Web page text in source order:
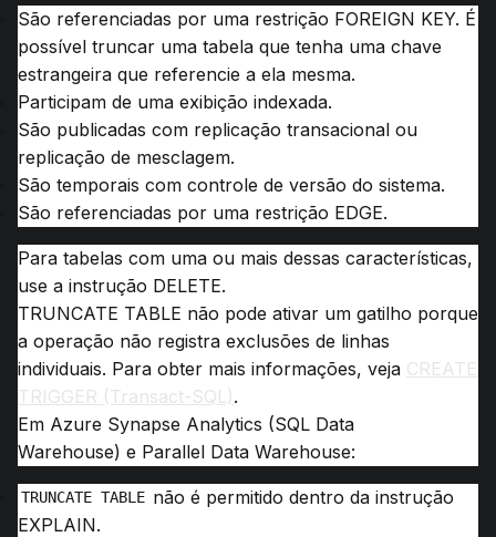
São referenciadas por uma restrição FOREIGN KEY. É
possível truncar uma tabela que tenha uma chave
estrangeira que referencie a ela mesma.
Participam de uma exibição indexada.
São publicadas com replicação transacional ou
replicação de mesclagem.
São temporais com controle de versão do sistema.
São referenciadas por uma restrição EDGE.
Para tabelas com uma ou mais dessas características,
use a instrução DELETE.
TRUNCATE TABLE não pode ativar um gatilho porque
a operação não registra exclusões de linhas
individuais. Para obter mais informações, veja CREATE
TRIGGER (Transact-SQL).
Em Azure Synapse Analytics (SQL Data
Warehouse) e Parallel Data Warehouse:
TRUNCATE TABLE não é permitido dentro da instrução
EXPLAIN.